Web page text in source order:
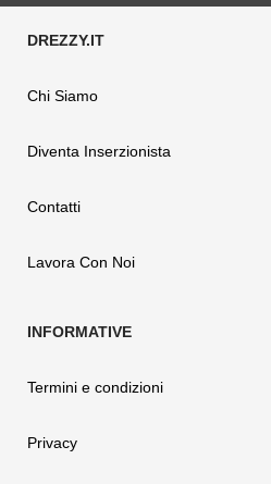
Chi Siamo
Diventa Inserzionista
Contatti
Lavora Con Noi
Termini e condizioni
Privacy